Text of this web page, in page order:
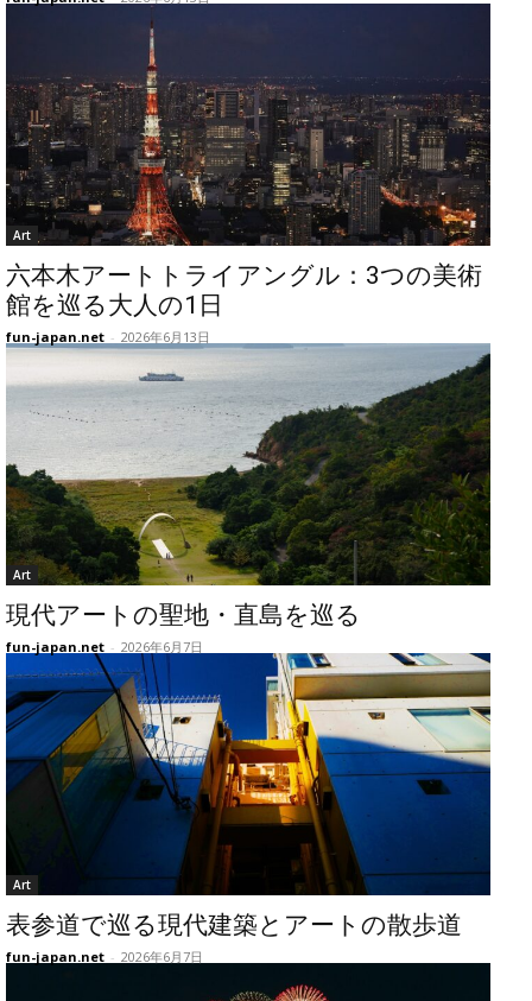
Art
六本木アートトライアングル：3つの美術
館を巡る大人の1日
fun-japan.net - 2026年6月13日
Art
現代アートの聖地・直島を巡る
fun-japan.net - 2026年6月7日
Art
表参道で巡る現代建築とアートの散歩道
fun-japan.net - 2026年6月7日